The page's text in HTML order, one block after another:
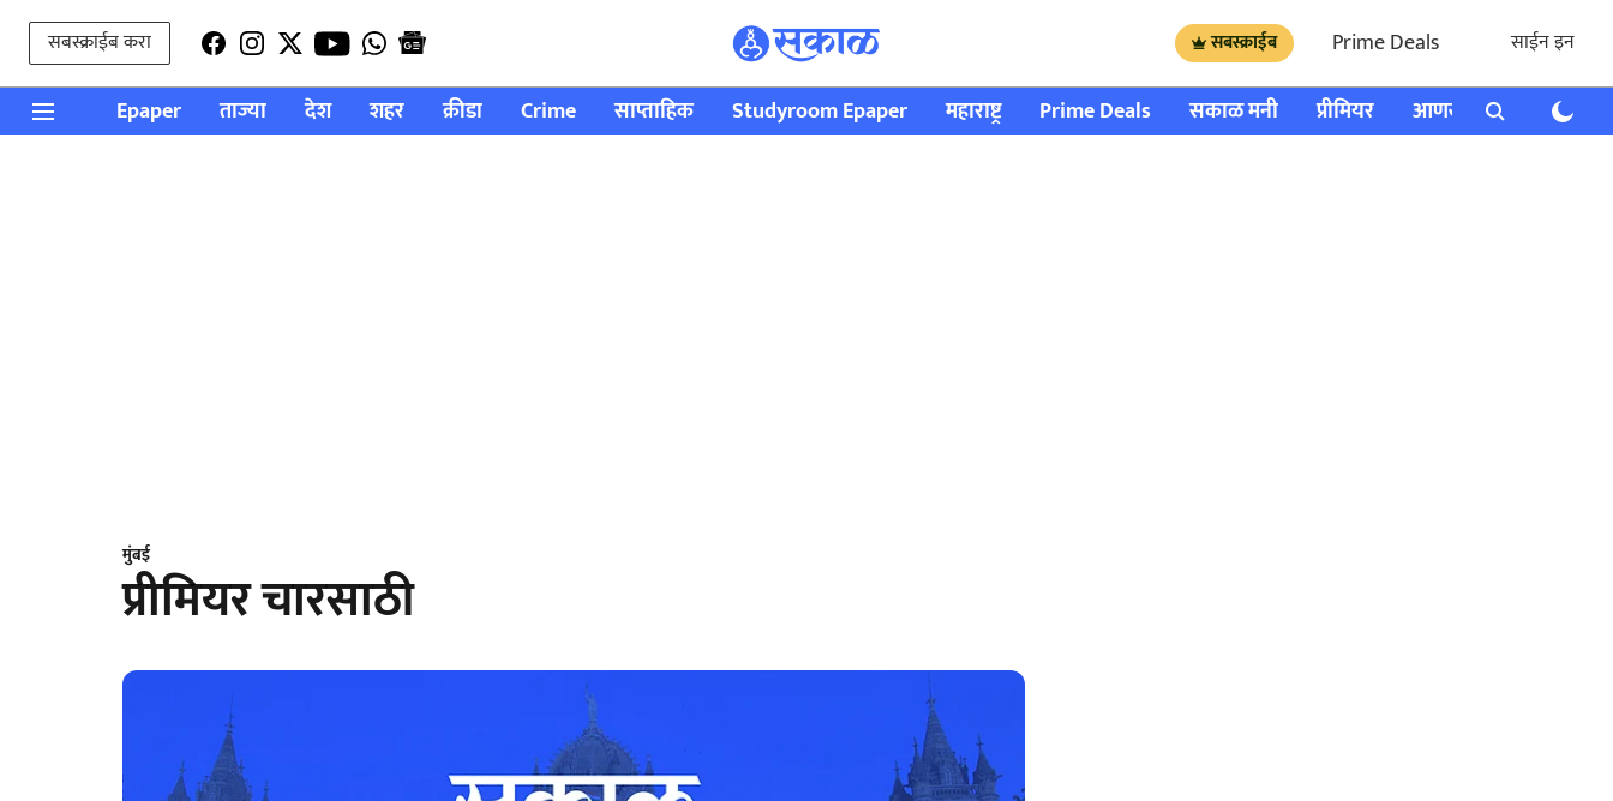
सबस्क्राईब करा सबस्क्राईब Prime Deals साईन इन
Epaper ताज्या देश शहर क्रीडा Crime साप्ताहिक Studyroom Epaper महाराष्ट्र Prime Deals सकाळ मनी प्रीमियर आणखी राशी भविष्य
मुंबई
प्रीमियर चारसाठी